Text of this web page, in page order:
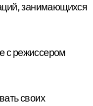
занимающихся
с режиссером
своих